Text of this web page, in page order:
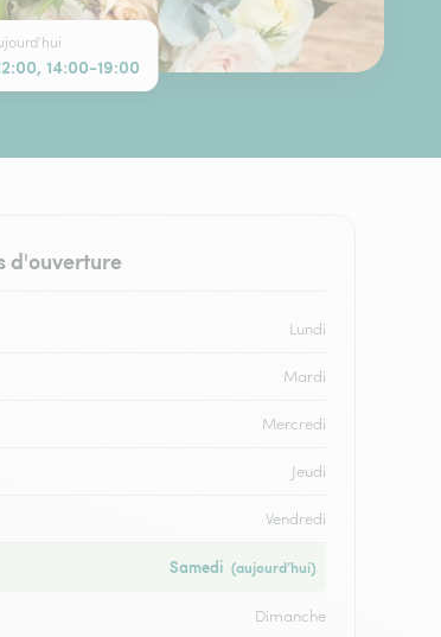
14:00-19:00
d'ouverture
Lundi
Mardi
Mercredi
Jeudi
Vendredi
Samedi (aujourd’hui)
Dimanche